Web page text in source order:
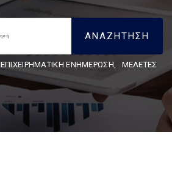
ΕΠΙΧΕΙΡΗΜΑΤΙΚΗ ΕΝΗΜΕΡΩΣΗ, ΜΕΛΕΤΕΣ